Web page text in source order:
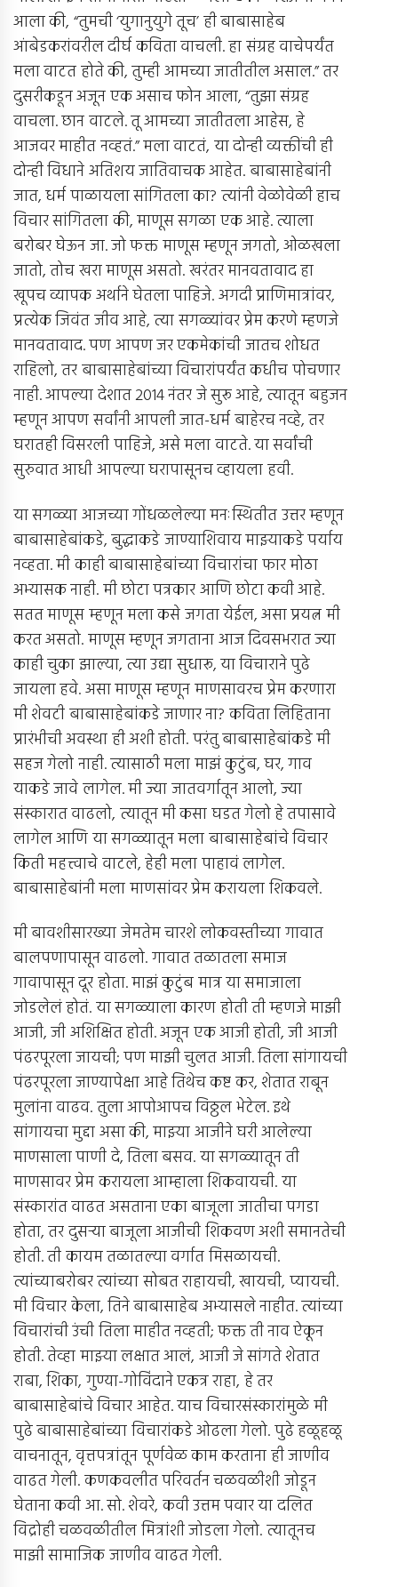
आला की, “तुमची ‘युगानुयुगे तूच’ ही बाबासाहेब
आंबेडकरांवरील दीर्घ कविता वाचली. हा संग्रह वाचेपर्यंत
मला वाटत होते की, तुम्ही आमच्या जातीतील असाल.” तर
दुसरीकडून अजून एक असाच फोन आला, “तुझा संग्रह
वाचला. छान वाटले. तू आमच्या जातीतला आहेस, हे
आजवर माहीत नव्हतं.” मला वाटतं, या दोन्ही व्यक्तींची ही
दोन्ही विधाने अतिशय जातिवाचक आहेत. बाबासाहेबांनी
जात, धर्म पाळायला सांगितला का? त्यांनी वेळोवेळी हाच
विचार सांगितला की, माणूस सगळा एक आहे. त्याला
बरोबर घेऊन जा. जो फक्त माणूस म्हणून जगतो, ओळखला
जातो, तोच खरा माणूस असतो. खरंतर मानवतावाद हा
खूपच व्यापक अर्थाने घेतला पाहिजे. अगदी प्राणिमात्रांवर,
प्रत्येक जिवंत जीव आहे, त्या सगळ्यांवर प्रेम करणे म्हणजे
मानवतावाद. पण आपण जर एकमेकांची जातच शोधत
राहिलो, तर बाबासाहेबांच्या विचारांपर्यंत कधीच पोचणार
नाही. आपल्या देशात 2014 नंतर जे सुरू आहे, त्यातून बहुजन
म्हणून आपण सर्वांनी आपली जात-धर्म बाहेरच नव्हे, तर
घरातही विसरली पाहिजे, असे मला वाटते. या सर्वांची
सुरुवात आधी आपल्या घरापासूनच व्हायला हवी.
या सगळ्या आजच्या गोंधळलेल्या मनःस्थितीत उत्तर म्हणून
बाबासाहेबांकडे, बुद्धाकडे जाण्याशिवाय माझ्याकडे पर्याय
नव्हता. मी काही बाबासाहेबांच्या विचारांचा फार मोठा
अभ्यासक नाही. मी छोटा पत्रकार आणि छोटा कवी आहे.
सतत माणूस म्हणून मला कसे जगता येईल, असा प्रयत्न मी
करत असतो. माणूस म्हणून जगताना आज दिवसभरात ज्या
काही चुका झाल्या, त्या उद्या सुधारू, या विचाराने पुढे
जायला हवे. असा माणूस म्हणून माणसावरच प्रेम करणारा
मी शेवटी बाबासाहेबांकडे जाणार ना? कविता लिहिताना
प्रारंभीची अवस्था ही अशी होती. परंतु बाबासाहेबांकडे मी
सहज गेलो नाही. त्यासाठी मला माझं कुटुंब, घर, गाव
याकडे जावे लागेल. मी ज्या जातवर्गातून आलो, ज्या
संस्कारात वाढलो, त्यातून मी कसा घडत गेलो हे तपासावे
लागेल आणि या सगळ्यातून मला बाबासाहेबांचे विचार
किती महत्त्वाचे वाटले, हेही मला पाहावं लागेल.
बाबासाहेबांनी मला माणसांवर प्रेम करायला शिकवले.
मी बावशीसारख्या जेमतेम चारशे लोकवस्तीच्या गावात
बालपणापासून वाढलो. गावात तळातला समाज
गावापासून दूर होता. माझं कुटुंब मात्र या समाजाला
जोडलेलं होतं. या सगळ्याला कारण होती ती म्हणजे माझी
आजी, जी अशिक्षित होती. अजून एक आजी होती, जी आजी
पंढरपूरला जायची; पण माझी चुलत आजी. तिला सांगायची
पंढरपूरला जाण्यापेक्षा आहे तिथेच कष्ट कर, शेतात राबून
मुलांना वाढव. तुला आपोआपच विठ्ठल भेटेल. इथे
सांगायचा मुद्दा असा की, माझ्या आजीने घरी आलेल्या
माणसाला पाणी दे, तिला बसव. या सगळ्यातून ती
माणसावर प्रेम करायला आम्हाला शिकवायची. या
संस्कारांत वाढत असताना एका बाजूला जातीचा पगडा
होता, तर दुसर्‍या बाजूला आजीची शिकवण अशी समानतेची
होती. ती कायम तळातल्या वर्गात मिसळायची.
त्यांच्याबरोबर त्यांच्या सोबत राहायची, खायची, प्यायची.
मी विचार केला, तिने बाबासाहेब अभ्यासले नाहीत. त्यांच्या
विचारांची उंची तिला माहीत नव्हती; फक्त ती नाव ऐकून
होती. तेव्हा माझ्या लक्षात आलं, आजी जे सांगते शेतात
राबा, शिका, गुण्या-गोविंदाने एकत्र राहा, हे तर
बाबासाहेबांचे विचार आहेत. याच विचारसंस्कारांमुळे मी
पुढे बाबासाहेबांच्या विचारांकडे ओढला गेलो. पुढे हळूहळू
वाचनातून, वृत्तपत्रांतून पूर्णवेळ काम करताना ही जाणीव
वाढत गेली. कणकवलीत परिवर्तन चळवळीशी जोडून
घेताना कवी आ. सो. शेवरे, कवी उत्तम पवार या दलित
विद्रोही चळवळीतील मित्रांशी जोडला गेलो. त्यातूनच
माझी सामाजिक जाणीव वाढत गेली.